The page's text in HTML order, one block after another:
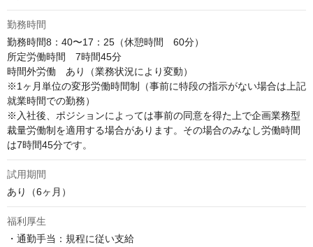
勤務時間
勤務時間8：40〜17：25（休憩時間　60分）
所定労働時間　7時間45分
時間外労働　あり（業務状況により変動）
※1ヶ月単位の変形労働時間制（事前に特段の指示がない場合は上記
就業時間での勤務）
※入社後、ポジションによっては事前の同意を得た上で企画業務型
裁量労働制を適用する場合があります。その場合のみなし労働時間
は7時間45分です。
試用期間
あり（6ヶ月）
福利厚生
・通勤手当：規程に従い支給